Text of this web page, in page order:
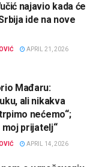
najavio kada će
ide na nove
APRIL 21, 2026
Mađaru:
ali nikakva
nećemo“;
moj prijatelj“
APRIL 14, 2026